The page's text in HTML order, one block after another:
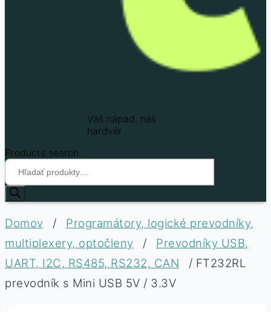
Váš nápad, náš
hardvér
Products search
Domov /
Programátory, logické prevodníky,
multiplexery, optočleny
/
Prevodníky USB,
UART, I2C, RS485, RS232, CAN
/ FT232RL
prevodník s Mini USB 5V / 3.3V